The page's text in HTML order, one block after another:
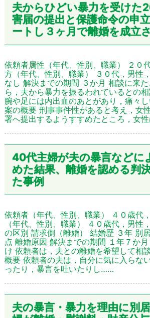
夫からひどい暴力を受けた
害届の提出と保護命令の申
ートし３ヶ月で離婚を成立
依頼者属性（年代、性別、職業） ２０
方（年代、性別、職業） ３０代，男性
なし 解決までの期間 ３か月 相談に来
ら，夫から暴力を振るわれているとの相
腕や足には内出血のあとがあり，痛々
案の概要 刑事事件性があると考え，女
署へ提出するようすすめたところ，女
40代主婦が夫の暴言などに
めた結果、離婚を認める判
た事例
依頼者（年代、性別、職業） ４０歳代
（年代、性別、職業） ４０歳代，男性
の区別 請求側（離婚） 結婚歴 ３年 別
点 離婚原因 解決までの期間 １年７か
け 依頼者は，夫との離婚を希望して相
概要 依頼者の夫は，自分に気に入らな
ったり，暴言を吐いたりし……
夫の暴言・暴力を理由に別